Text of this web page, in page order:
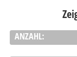
ANZAHL: